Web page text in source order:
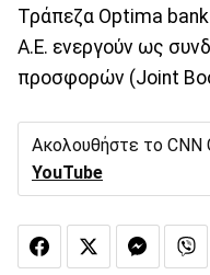
Τράπεζα Optima
Α.Ε. ενεργούν ως
προσφορών (Joint
Ακολουθήστε το CNN
YouTube